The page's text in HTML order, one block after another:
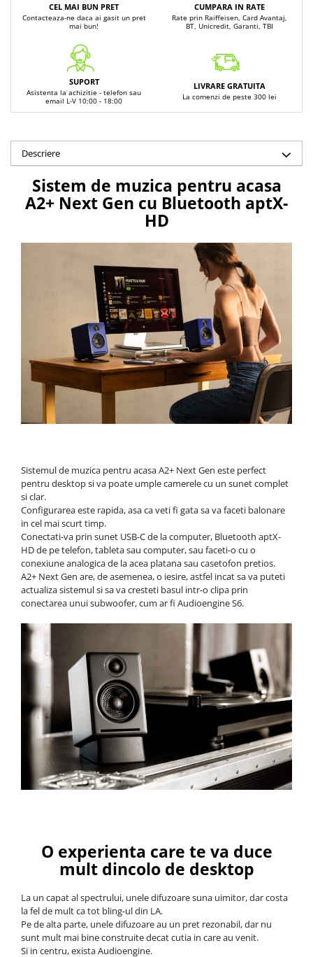
CEL MAI BUN PRET
Contacteaza-ne daca ai gasit un pret
mai bun!
CUMPARA IN RATE
Rate prin Raiffeisen, Card Avantaj,
BT, Unicredit, Garanti, TBI
SUPORT
Asistenta la achizitie - telefon sau
email L-V 10:00 - 18:00
LIVRARE GRATUITA
La comenzi de peste 300 lei
Descriere
Sistem de muzica pentru acasa
A2+ Next Gen cu Bluetooth aptX-
HD
Sistemul de muzica pentru acasa A2+ Next Gen este perfect
pentru desktop si va poate umple camerele cu un sunet complet
si clar.
Configurarea este rapida, asa ca veti fi gata sa va faceti balonare
in cel mai scurt timp.
Conectati-va prin sunet USB-C de la computer, Bluetooth aptX-
HD de pe telefon, tableta sau computer, sau faceti-o cu o
conexiune analogica de la acea platana sau casetofon pretios.
A2+ Next Gen are, de asemenea, o iesire, astfel incat sa va puteti
actualiza sistemul si sa va cresteti basul intr-o clipa prin
conectarea unui subwoofer, cum ar fi Audioengine S6.
O experienta care te va duce
mult dincolo de desktop
La un capat al spectrului, unele difuzoare suna uimitor, dar costa
la fel de mult ca tot bling-ul din LA.
Pe de alta parte, unele difuzoare au un pret rezonabil, dar nu
sunt mult mai bine construite decat cutia in care au venit.
Si in centru, exista Audioengine.